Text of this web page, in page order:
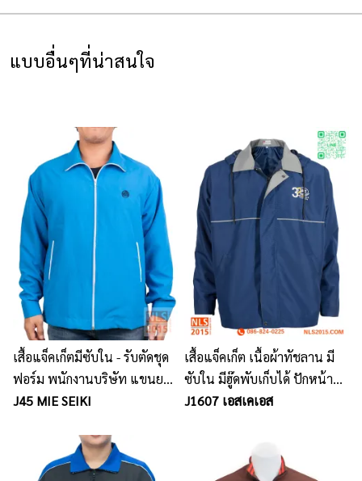
แบบอื่นๆที่น่าสนใจ
เสื้อแจ็คเก็ตมีซับใน - รับตัดชุด
ฟอร์ม พนักงานบริษัท แขนยาว
แขนสั้น ราคากันเอง นลินสิริ
J45 MIE SEIKI
เสื้อแจ็คเก็ต เนื้อผ้าทัชลาน มี
ซับใน มีฮู๊ดพับเก็บได้ ปักหน้า
หลัง
J1607 เอสเคเอส